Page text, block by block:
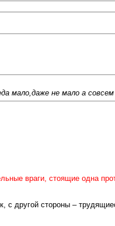
мало,даже не мало а совсем
враги, стоящие одна
другой стороны –